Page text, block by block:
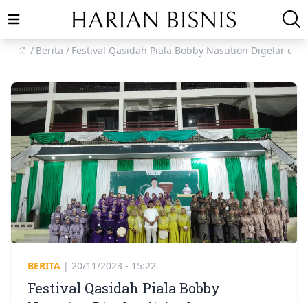
Open main menu
Berita
Festival Qasidah Piala Bobby Nasution Digelar di
BERITA | 20/11/2023 - 15:22
Festival Qasidah Piala Bobby